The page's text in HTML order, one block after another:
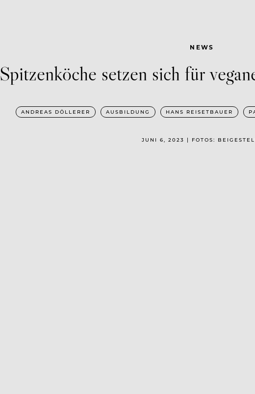
NEWS
Spitzenköche setzen sich für
ANDREAS DÖLLERER AUSBILDUNG HANS REISETBAUER
JUNI 6, 2023 | FOTOS: